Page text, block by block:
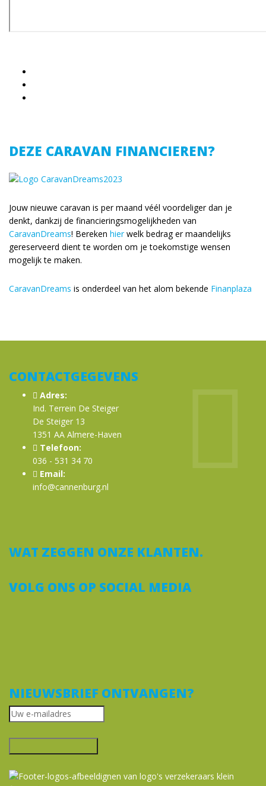
DEZE CARAVAN FINANCIEREN?
Jouw nieuwe caravan is per maand véél voordeliger dan je
denkt, dankzij de financieringsmogelijkheden van
CaravanDreams! Bereken hierwelk bedrag er maandelijks
gereserveerd dient te worden om je toekomstige wensen
mogelijk te maken.
CaravanDreams is onderdeel van het alom bekende Finanplaza
CONTACTGEGEVENS
Adres:
Ind. Terrein De Steiger
De Steiger 13
1351 AA Almere-Haven
Telefoon:
036 - 531 34 70
Email:
info@cannenburg.nl
WAT ZEGGEN ONZE KLANTEN.
VOLG ONS OP SOCIAL MEDIA
NIEUWSBRIEF ONTVANGEN?